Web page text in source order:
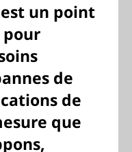
un point
de
de
que